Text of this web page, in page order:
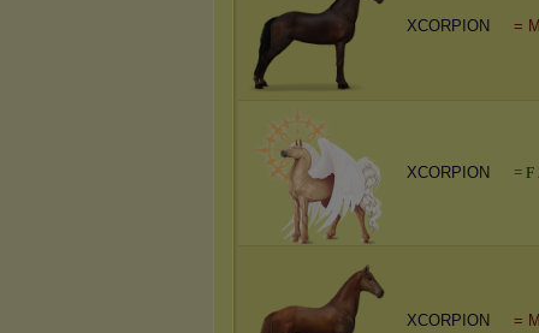
XCORPION =
XCORPION = F
XCORPION =